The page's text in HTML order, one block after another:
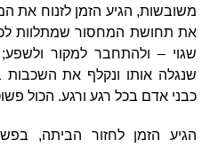
משובשות, הגיע הזמן לזנוח את
את תחושת המחסור שמתלוות
שגוי – ולהתחבר למקור ולשפע;
שנגלה אותו ונקלף את השכבות
כבני אדם בכל רגע ורגע. הכול
הגיע הזמן לחזור הביתה,